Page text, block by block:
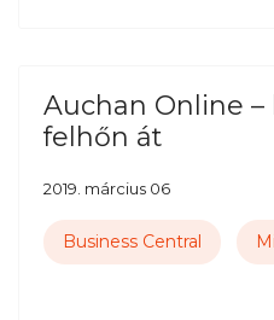
Auchan Online –
felhőn át
2019. március 06
Business Central